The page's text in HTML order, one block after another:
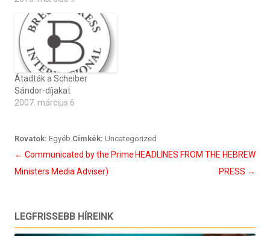
Átadták a Scheiber
Sándor-díjakat
2007. március 6
Rovatok: Egyéb Cimkék: Uncategorized
Bejegyzés
navigáció
← Communicated by the Prime
Ministers Media Adviser)
HEADLINES FROM THE HEBREW
PRESS →
LEGFRISSEBB HÍREINK